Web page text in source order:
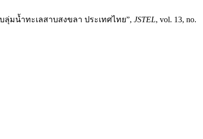
มน้ำทะเลสาบสงขลา ประเทศไทย”, JSTEL, vol. 13, no.